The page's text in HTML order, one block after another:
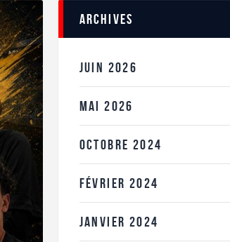
Archives
JUIN 2026
MAI2026
OCTOBRE 2024
FÉVRIER 2024
JANVIER 2024